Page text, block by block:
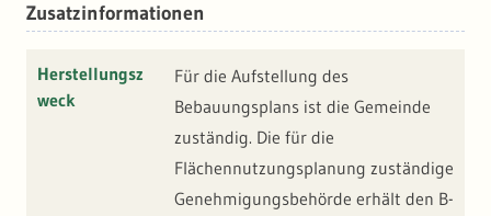
Zusatzinformationen
Herstellungsz
weck
Für die Aufstellung des
Bebauungsplans ist die Gemeinde
zuständig. Die für die
Flächennutzungsplanung zuständige
Genehmigungsbehörde erhält den B-